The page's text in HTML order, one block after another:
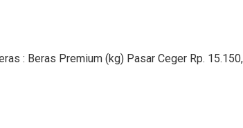
: Beras Premium (kg) Pasar Ceger Rp.